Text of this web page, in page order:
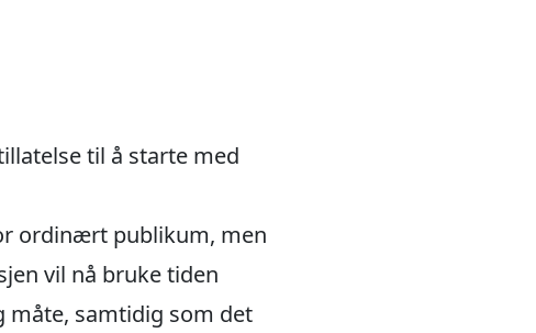
til å starte med
ordinært publikum, men
vil nå bruke tiden
måte, samtidig som det